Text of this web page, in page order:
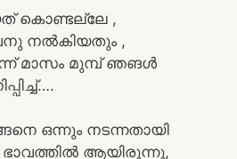
കൊണ്ടല്ലേ ,
നൽകിയതും ,
മാസം മുമ്പ് ഞങൾ
ഒന്നും നടന്നതായി
ആയിരുന്നു,